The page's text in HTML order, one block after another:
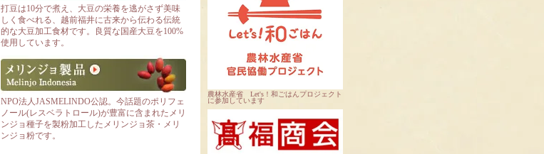
打豆は10分で煮え、大豆の栄養を逃がさず美味
しく食べれる、越前福井に古来から伝わる伝統
的な大豆加工食材です。良質な国産大豆を100%
使用しています。
NPO法人JASMELINDO公認。今話題のポリフェ
ノール(レスベラトロール)が豊富に含まれたメリ
ンジョ種子を製粉加工したメリンジョ茶・メリ
ンジョ粉です。
農林水産省 Let's！和ごはんプロジェクト
に参加しています